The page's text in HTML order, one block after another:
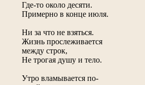
Где-то около десяти.
Примерно в конце июля.
Ни за что не взяться.
Жизнь прослеживается
между строк,
Не трогая душу и тело.
Утро вламывается по-